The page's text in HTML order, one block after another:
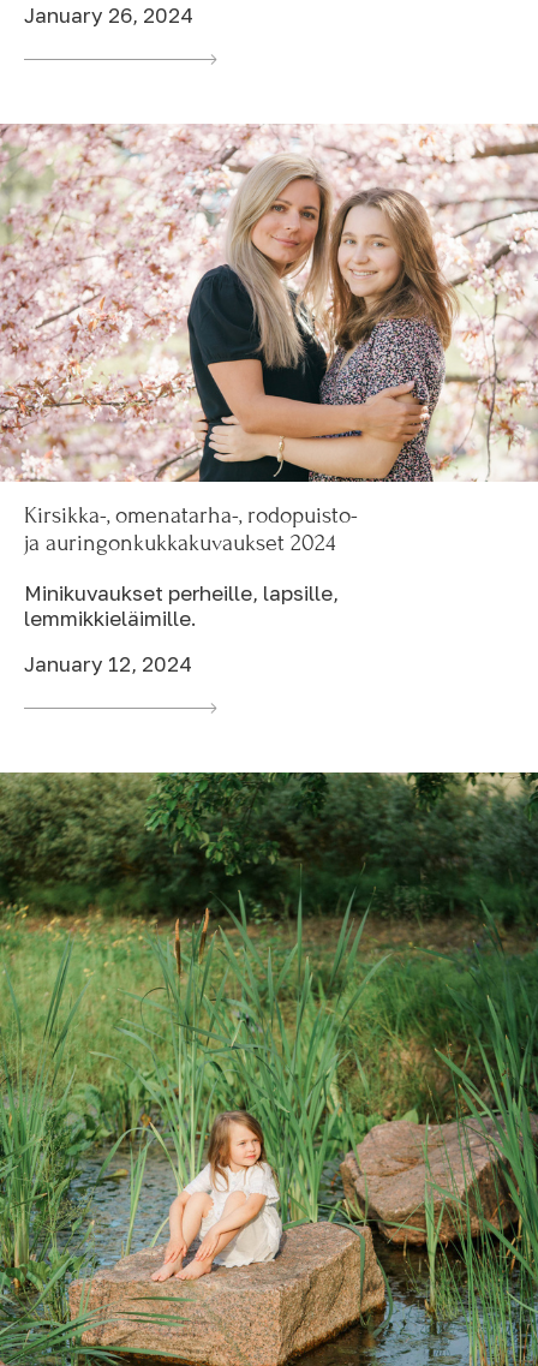
January 26, 2024
Kirsikka-, omenatarha-, rodopuisto-
ja auringonkukkakuvaukset 2024
Minikuvaukset perheille, lapsille,
lemmikkieläimille.
January 12, 2024